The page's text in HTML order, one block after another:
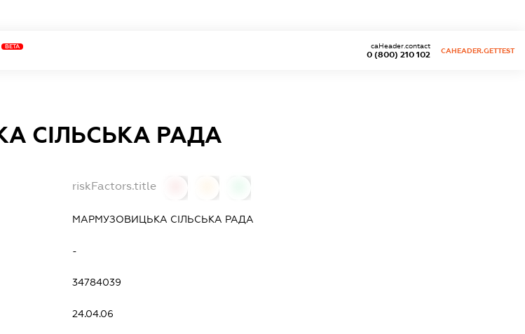
BETA
0 (800) 210 102
caHeader.contact
CAHEADER.GETTEST
СІЛЬСЬКА РАДА
riskFactors.title
МАРМУЗОВИЦЬКА СІЛЬСЬКА РАДА
-
34784039
24.04.06